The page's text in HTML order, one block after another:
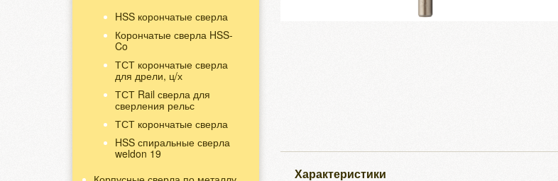
HSS корончатые сверла
Корончатые сверла HSS-
Co
ТСТ корончатые сверла
для дрели, ц/х
ТСТ Rail сверла для
сверления рельс
ТСТ корончатые сверла
HSS спиральные сверла
weldon 19
Характеристики